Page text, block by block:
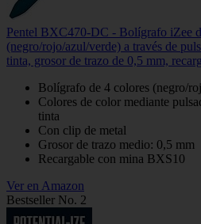
Pentel BXC470-DC - Bolígrafo iZee
(negro/rojo/azul/verde) a través de
tinta, grosor de trazo de 0,5 mm,
Bolígrafo de 4 colores (negro/
Colores de color mediante
tinta
Con clip de metal
Grosor de trazo medio: 0,5 mm
Recargable con mina BXS10
Ver en Amazon
Bestseller No. 2